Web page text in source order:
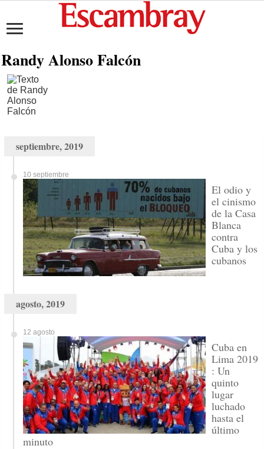
Randy Alonso Falcón
septiembre, 2019
10 septiembre
El odio y
el cinismo
de la Casa
Blanca
contra
Cuba y los
cubanos
agosto, 2019
12 agosto
Cuba en
Lima 2019
: Un
quinto
lugar
luchado
hasta el
último
minuto